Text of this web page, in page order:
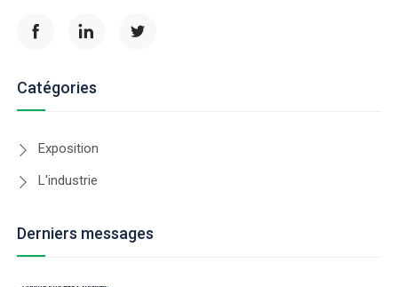
Catégories
Exposition
L'industrie
Derniers messages